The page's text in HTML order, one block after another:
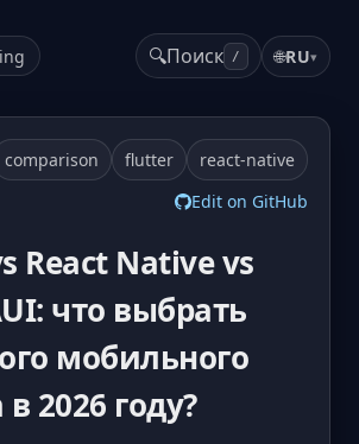
🔍Поиск / 🌐RU▾
comparison flutter
react-native
Edit on GitHub
React Native vs
что выбрать
мобильного
2026 году?